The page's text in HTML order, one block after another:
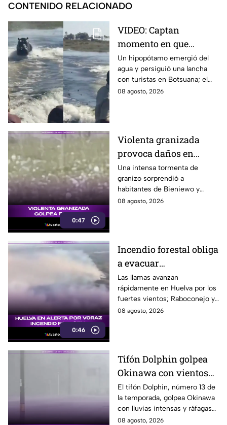
CONTENIDO RELACIONADO
VIDEO: Captan
momento en que
hipopótamo sale del
agua para perseguir a
turistas en lancha
Un hipopótamo emergió del
agua y persiguió una lancha
con turistas en Botsuana; el
guía aceleró a tiempo para
08 agosto, 2026
0:47
Violenta granizada
provoca daños en
vehículos en Polonia
Una intensa tormenta de
granizo sorprendió a
habitantes de Bieniewo y
provocó daños en los cristales
08 agosto, 2026
0:46
Incendio forestal obliga
a evacuar
comunidades en
Huelva
Las llamas avanzan
rápidamente en Huelva por los
fuertes vientos; Raboconejo y
Caballón fueron evacuadas
08 agosto, 2026
Tifón Dolphin golpea
Okinawa con vientos
de hasta 157 km/h
El tifón Dolphin, número 13 de
la temporada, golpea Okinawa
con lluvias intensas y ráfagas
de hasta 157 kilómetros por
08 agosto, 2026